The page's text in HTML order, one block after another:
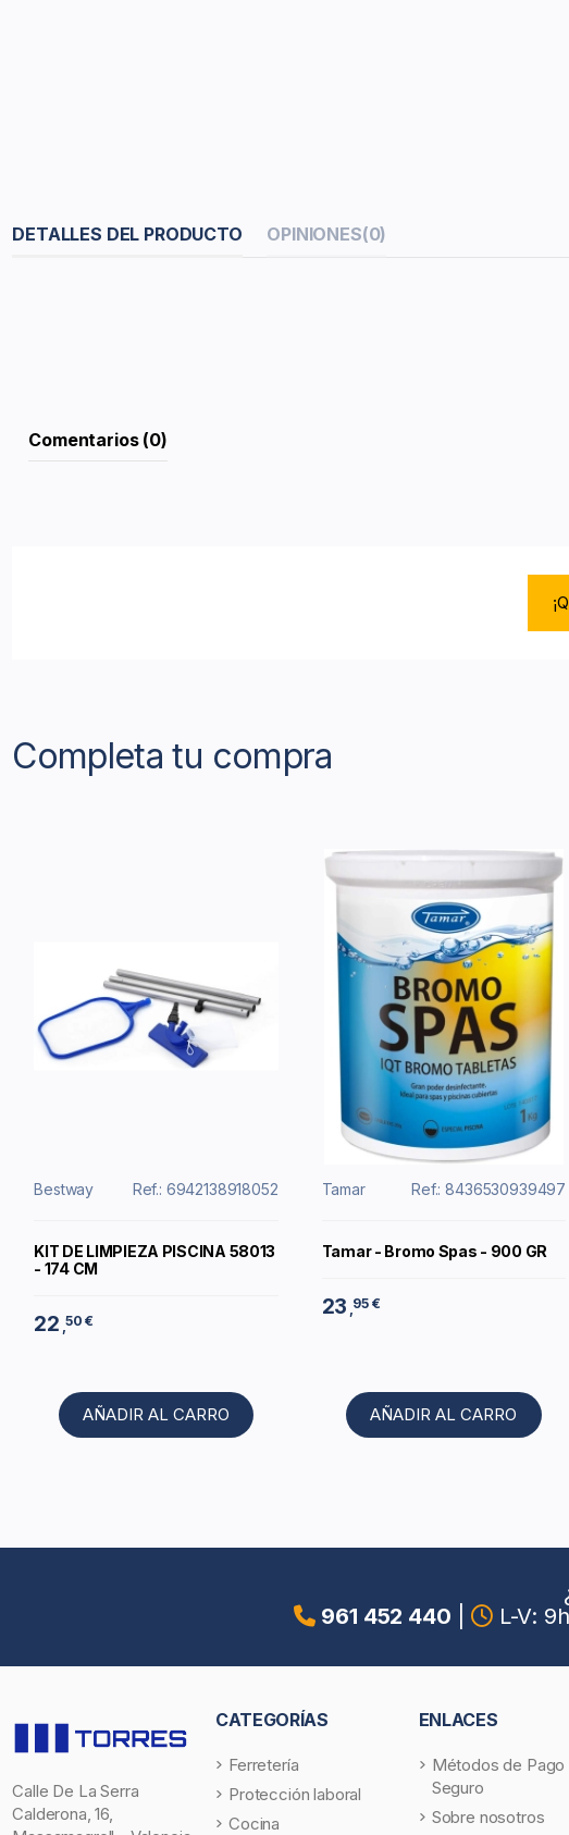
DETALLES DEL PRODUCTO OPINIONES(0)
Comentarios (0)
Completa tu compra
Bestway Ref.: 6942138918052
KIT DE LIMPIEZA PISCINA 58013
- 174 CM
22 ,50 €
AÑADIR AL CARRO
Tamar Ref.: 8436530939497
Tamar - Bromo Spas - 900 GR
23 ,95 €
AÑADIR AL CARRO
961 452 440
L-V:
Calle De La Serra
Calderona, 16,
CATEGORÍAS
Ferretería
Protección laboral
Cocina
ENLACES
Métodos de Pago
Seguro
Sobre nosotros